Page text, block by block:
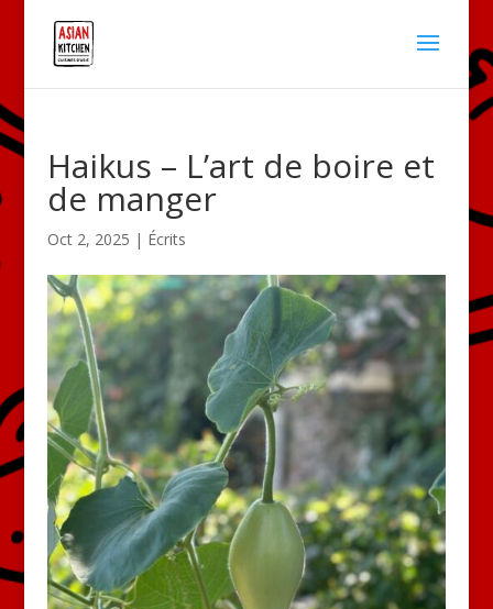
Haikus – L’art de boire et
de manger
Oct 2, 2025 | Écrits